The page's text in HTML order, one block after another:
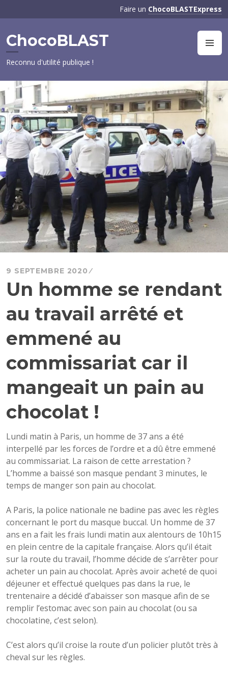
au
principal
Faire un ChocoBLASTExpress
ChocoBLAST
Reconnu d'utilité publique !
9 SEPTEMBRE 2020
Un homme se rendant
au travail arrêté et
emmené au
commissariat car il
mangeait un pain au
chocolat !
Lundi matin à Paris, un homme de 37 ans a été
interpellé par les forces de l’ordre et a dû être emmené
au commissariat. La raison de cette arrestation ?
L’homme a baissé son masque pendant 3 minutes, le
temps de manger son pain au chocolat.
A Paris, la police nationale ne badine pas avec les règles
concernant le port du masque buccal. Un homme de 37
ans en a fait les frais lundi matin aux alentours de 10h15
en plein centre de la capitale française. Alors qu’il était
sur la route du travail, l’homme décide de s’arrêter pour
acheter un pain au chocolat. Après avoir acheté de quoi
déjeuner et effectué quelques pas dans la rue, le
trentenaire a décidé d’abaisser son masque afin de se
remplir l’estomac avec son pain au chocolat (ou sa
chocolatine, c’est selon).
C’est alors qu’il croise la route d’un policier plutôt très à
cheval sur les règles.